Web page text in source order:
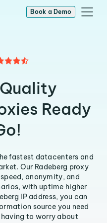
Book a Demo
Ready
fastest datacenters and
Our Radeberg proxy
anonymity, and
with uptime higher
IP address, you can
source you need
to worry about